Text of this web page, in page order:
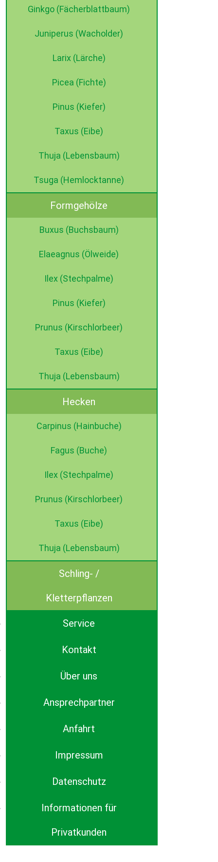
Ginkgo (Fächerblattbaum)
Juniperus (Wacholder)
Larix (Lärche)
Picea (Fichte)
Pinus (Kiefer)
Taxus (Eibe)
Thuja (Lebensbaum)
Tsuga (Hemlocktanne)
Formgehölze
Buxus (Buchsbaum)
Elaeagnus (Ölweide)
Ilex (Stechpalme)
Pinus (Kiefer)
Prunus (Kirschlorbeer)
Taxus (Eibe)
Thuja (Lebensbaum)
Hecken
Carpinus (Hainbuche)
Fagus (Buche)
Ilex (Stechpalme)
Prunus (Kirschlorbeer)
Taxus (Eibe)
Thuja (Lebensbaum)
Schling- /
Kletterpflanzen
Service
Kontakt
Über uns
Ansprechpartner
Anfahrt
Impressum
Datenschutz
Informationen für
Privatkunden